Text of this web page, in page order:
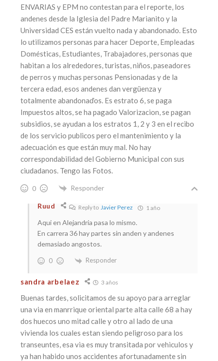
ENVARIAS y EPM no contestan para el reporte, los
andenes desde la Iglesia del Padre Marianito y la
Universidad CES están vuelto nada y abandonado. Esto
lo utilizamos personas para hacer Deporte, Empleadas
Domésticas, Estudiantes, Trabajadores, personas que
habitan a los alrededores, turistas, niños, paseadores
de perros y muchas personas Pensionadas y de la
tercera edad, esos andenes dan vergüenza y
totalmente abandonaďos. Es estrato 6, se paga
Impuestos altos, se ha pagado Valorizacion, se pagan
subsidios, se ayudan a los estratos 1, 2 y 3 en el recibo
de los servicio publicos pero el mantenimiento y la
adecuación es que están muy mal. No hay
correspondabilidad del Gobierno Municipal con sus
ciudadanos. Tengo las Fotos.
0 Responder
Ruud Reply to Javier Perez 1 año
Aqui en Alejandria pasa lo mismo.
En carrera 36 hay partes sin anden y andenes
demasiado angostos.
0 Responder
sandra arbelaez 3 años
Buenas tardes, solicitamos de su apoyo para arreglar
una via en manrrique oriental parte alta calle 68 a hay
dos huecos uno mitad calle y otro al lado de una
vivienda los cuales estan siendo peligroso para los
transeuntes, esa via es muy transitada por vehiculos y
ya han habido unos accidentes afortunadamente sin